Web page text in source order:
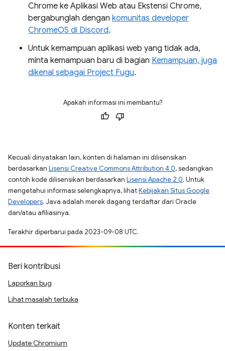
Chrome ke Aplikasi Web atau Ekstensi Chrome,
bergabunglah dengan komunitas developer
ChromeOS di Discord.
Untuk kemampuan aplikasi web yang tidak ada,
minta kemampuan baru di bagian Kemampuan, juga
dikenal sebagai Project Fugu.
Apakah informasi ini membantu?
Kecuali dinyatakan lain, konten di halaman ini dilisensikan
berdasarkan Lisensi Creative Commons Attribution 4.0, sedangkan
contoh kode dilisensikan berdasarkan Lisensi Apache 2.0. Untuk
mengetahui informasi selengkapnya, lihatKebijakan Situs Google
Developers. Java adalah merek dagang terdaftar dari Oracle
dan/atau afiliasinya.
Terakhir diperbarui pada 2023-09-08 UTC.
Beri kontribusi
Laporkan bug
Lihat masalah terbuka
Konten terkait
Update Chromium